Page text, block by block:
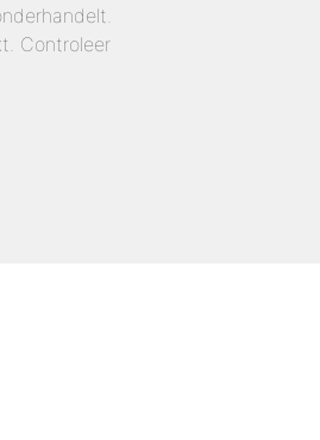
Controleer